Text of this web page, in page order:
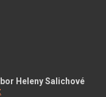
Heleny Salichové